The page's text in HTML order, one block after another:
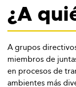
¿A
A grupos
miembros de
en procesos de
ambientes más